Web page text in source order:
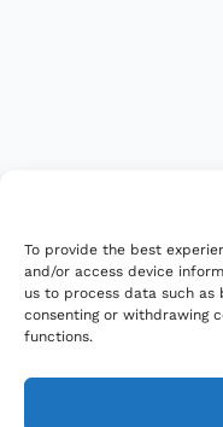
To provide the best
and/or access device
us to process data such as
consenting or withdrawing
functions.